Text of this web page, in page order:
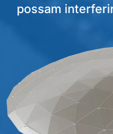
possam